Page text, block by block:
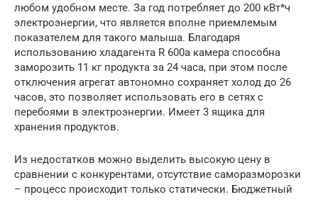
любом удобном месте. За год потребляет до 200 кВт*ч
электроэнергии, что является вполне приемлемым
показателем для такого малыша. Благодаря
использованию хладагента R 600a камера способна
заморозить 11 кг продукта за 24 часа, при этом после
отключения агрегат автономно сохраняет холод до 26
часов, это позволяет использовать его в сетях с
перебоями в электроэнергии. Имеет 3 ящика для
хранения продуктов.
Из недостатков можно выделить высокую цену в
сравнении с конкурентами, отсутствие саморазморозки
– процесс происходит только статически. Бюджетный